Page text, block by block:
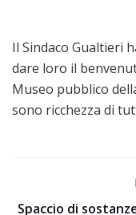
Il Sindaco Gualtieri
dare loro il
Museo pubblico
sono ricchezza di
Spaccio di